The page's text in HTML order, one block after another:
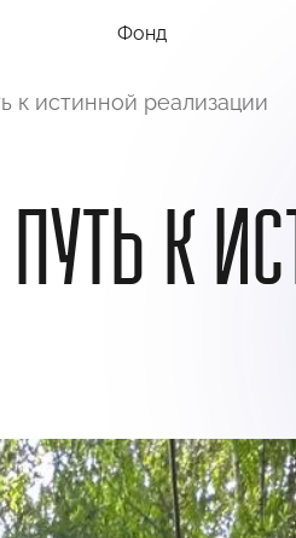
Фонд
к истинной реализации
К